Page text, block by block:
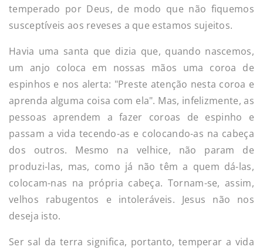
temperado por Deus, de modo que não fiquemos
susceptíveis aos reveses a que estamos sujeitos.
Havia uma santa que dizia que, quando nascemos,
um anjo coloca em nossas mãos uma coroa de
espinhos e nos alerta: "Preste atenção nesta coroa e
aprenda alguma coisa com ela". Mas, infelizmente, as
pessoas aprendem a fazer coroas de espinho e
passam a vida tecendo-as e colocando-as na cabeça
dos outros. Mesmo na velhice, não param de
produzi-las, mas, como já não têm a quem dá-las,
colocam-nas na própria cabeça. Tornam-se, assim,
velhos rabugentos e intoleráveis. Jesus não nos
deseja isto.
Ser sal da terra significa, portanto, temperar a vida